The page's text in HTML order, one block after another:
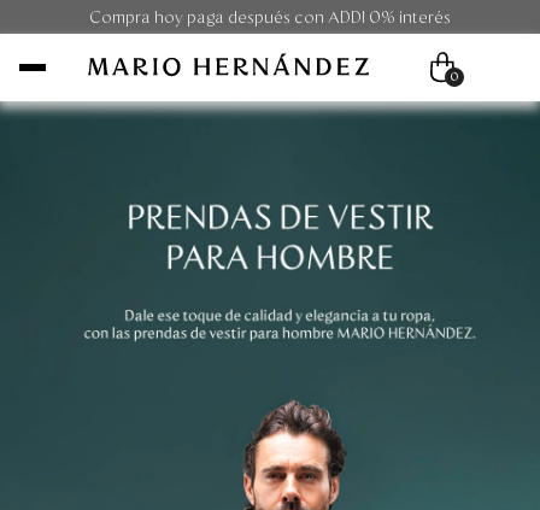
Compra hoy paga después con ADDI 0% interés
0